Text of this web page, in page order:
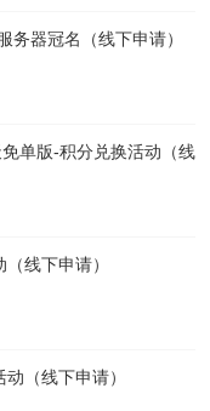
务器冠名（线下申请）
单版-积分兑换活动（线
线下申请）
（线下申请）